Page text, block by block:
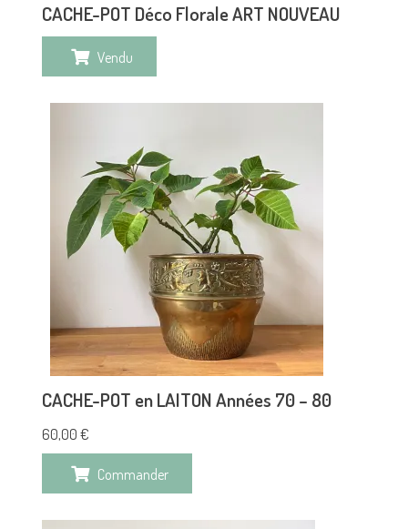
CACHE-POT Déco Florale ART NOUVEAU
Vendu
CACHE-POT en LAITON Années 70 – 80
60,00 €
Commander